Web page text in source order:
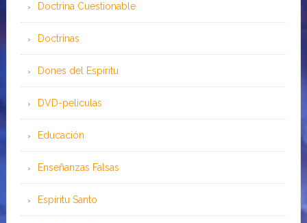
Doctrina Cuestionable
Doctrinas
Dones del Espíritu
DVD-peliculas
Educación
Enseñanzas Falsas
Espíritu Santo